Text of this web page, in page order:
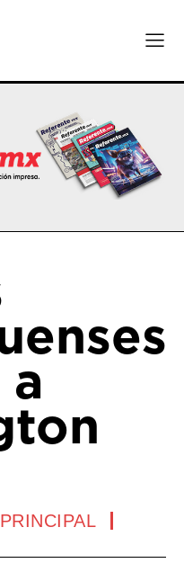
PRINCIPAL